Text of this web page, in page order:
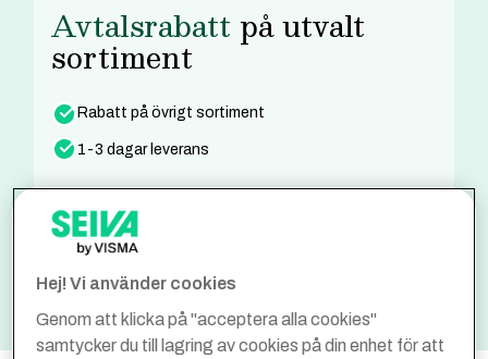
Avtalsrabatt på utvalt
sortiment
Rabatt på övrigt sortiment
1-3 dagar leverans
Optimera
Hej! Vi använder cookies
Genom att klicka på "acceptera alla cookies"
samtycker du till lagring av cookies på din enhet för att